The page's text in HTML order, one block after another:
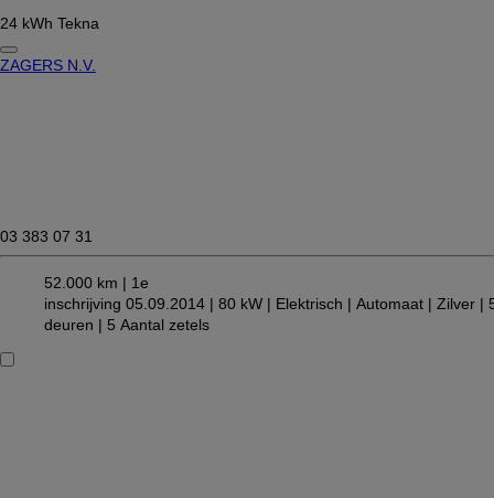
24 kWh Tekna
ZAGERS N.V.
03 383 07 31
52.000 km | 1e
inschrijving 05.09.2014 | 80 kW | Elektrisch | Automaat | Zilver |
deuren | 5 Aantal zetels